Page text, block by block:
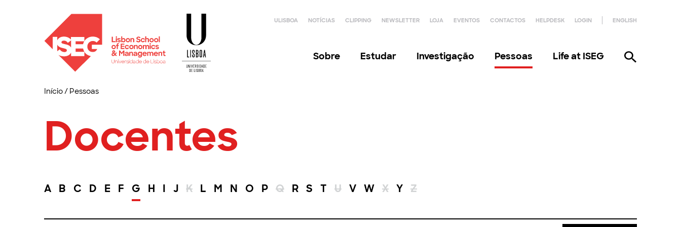
ULISBOA NOTÍCIAS CLIPPING NEWSLETTER LOJA EVENTOS CONTACTOS HELPDESK LOGIN ENGLISH
Sobre Estudar Investigação Pessoas Life at ISEG
Início/ Pessoas
Docentes
A B C D E F G H I J K L M N O P Q R S T U V W X Y Z